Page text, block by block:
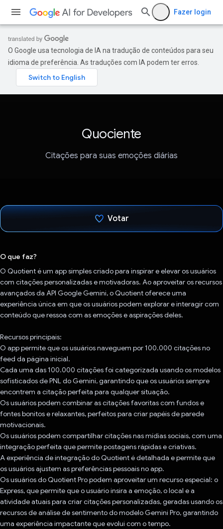
Fazer login
O Google usa tecnologia de IA na tradução de conteúdos para seu
idioma de preferência. As traduções com IA podem ter erros.
Quociente
Citações para suas emoções diárias
Votar
O que faz?
O Quotient é um app simples criado para inspirar e elevar os usuários
com citações personalizadas e motivadoras. Ao aproveitar os recursos
avançados da API Google Gemini, o Quotient oferece uma
experiência única em que os usuários podem explorar e interagir com
conteúdo que ressoa com as emoções e aspirações deles.
Recursos principais:
O app permite que os usuários naveguem por 100.000 citações no
feed da página inicial.
Cada uma das 100.000 citações foi categorizada usando os modelos
sofisticados de PNL do Gemini, garantindo que os usuários sempre
encontrem a citação perfeita para qualquer situação.
Os usuários podem combinar as citações favoritas com fundos e
fontes bonitos e relaxantes, perfeitos para criar papéis de parede
motivacionais.
Os usuários podem compartilhar citações nas mídias sociais, com uma
integração perfeita que permite postagens rápidas e criativas.
A experiência de integração do Quotient é detalhada e permite que
os usuários ajustem as preferências pessoais no app.
Os usuários do Quotient Pro podem aproveitar um recurso especial: o
Express, que permite que o usuário insira a emoção, o local e a
atividade atuais para criar citações personalizadas, geradas usando os
recursos de análise de sentimento do modelo Gemini Pro, garantindo
uma experiência impactante que evolui com o tempo.